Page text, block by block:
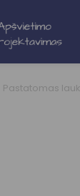
Pastatomas